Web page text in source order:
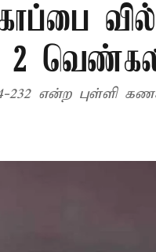
2
232 என்ற புள்ளி